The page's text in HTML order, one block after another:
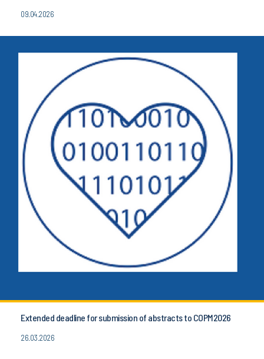
09.04.2026
Extended deadline for submission of abstracts to COPM2026
26.03.2026